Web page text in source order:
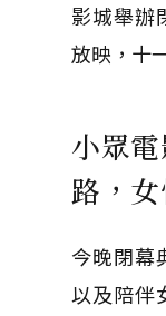
影城舉辦
放映，十
小眾
路，
今晚閉幕
以及陪伴